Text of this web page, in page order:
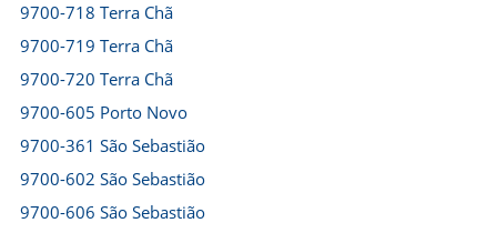
9700-718 Terra Chã
9700-719 Terra Chã
9700-720 Terra Chã
9700-605 Porto Novo
9700-361 São Sebastião
9700-602 São Sebastião
9700-606 São Sebastião